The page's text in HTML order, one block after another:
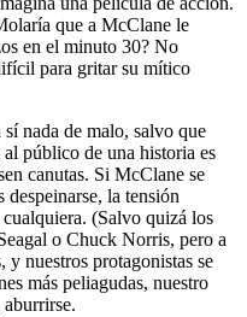
que a McClane le
en el minuto 30? No
para gritar su mítico
nada de malo, salvo que
público de una historia es
canutas. Si McClane se
despeinarse, la tensión
(Salvo quizá los
o Chuck Norris, pero a
nuestros protagonistas se
más peliagudas, nuestro